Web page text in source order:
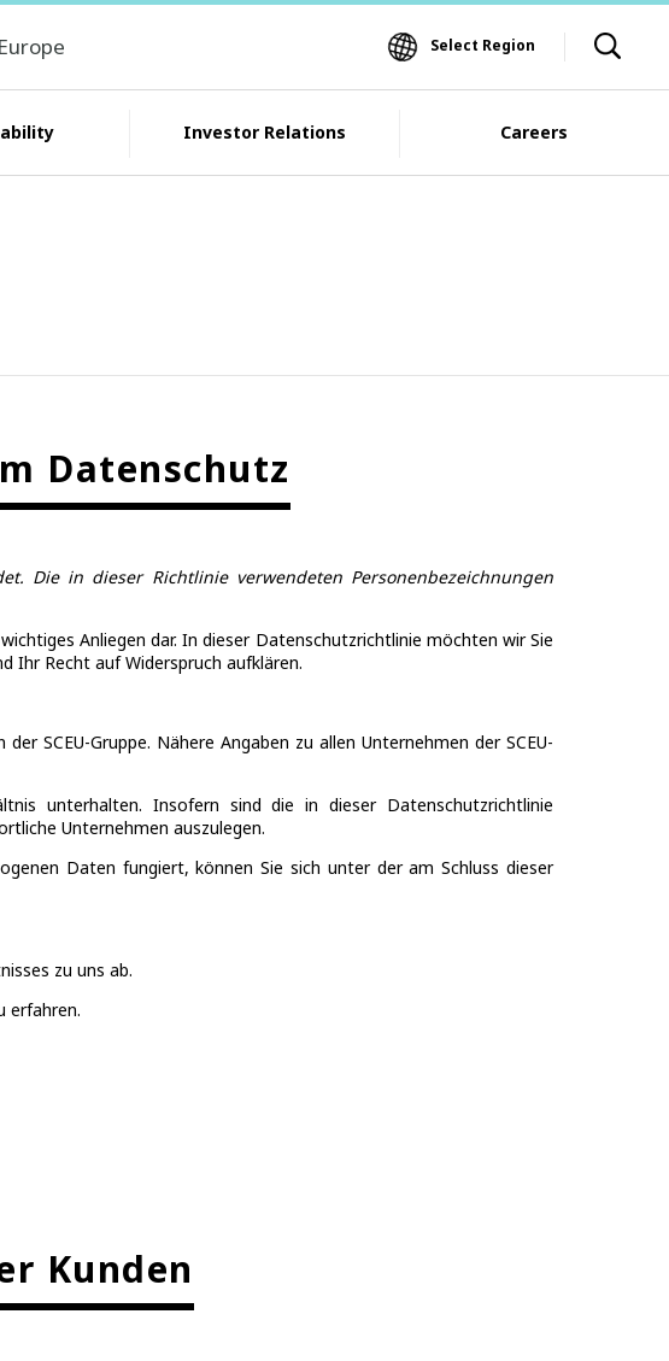
Europe Select Region
Investor Relations Careers
Datenschutz
Die in dieser Richtlinie verwendeten Personenbezeichnungen
Anliegen dar. In dieser Datenschutzrichtlinie möchten wir Sie
Ihr Recht auf Widerspruch aufklären.
SCEU-Gruppe. Nähere Angaben zu allen Unternehmen der SCEU-
unterhalten. Insofern sind die in dieser Datenschutzrichtlinie
Unternehmen auszulegen.
Daten fungiert, können Sie sich unter der am Schluss dieser
zu uns ab.
erfahren.
Kunden